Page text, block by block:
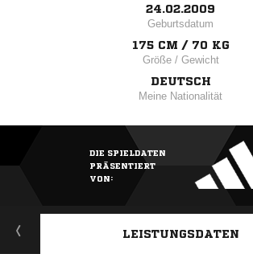
24.02.2009
Geburtsdatum
175 CM / 70 KG
Größe / Gewicht
DEUTSCH
Meine Nationalität
DIE SPIELDATEN
PRÄSENTIERT
VON:
LEISTUNGSDATEN